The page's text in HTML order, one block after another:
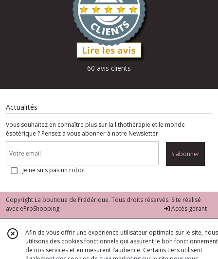
60 avis clients
Actualités
Vous souhaitez en connaître plus sur la lithothérapie et le monde
ésotérique ? Pensez à vous abonner à notre Newsletter
S'abonner
Je ne suis pas un robot
Copyright La boutique de Frédérique. Tous droits réservés. Site réalisé
avec eProShopping Accès gérant
Afin de vous offrir une expérience utilisateur optimale sur le site, nous
utilisons des cookies fonctionnels qui assurent le bon fonctionnement
de nos services et en mesurent l’audience. Certains tiers utilisent